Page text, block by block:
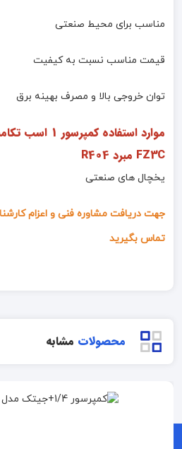
مناسب برای محیط صنعتی
قیمت مناسب نسبت به کیفیت
توان خروجی بالا و مصرف بهینه برق
موارد استفاده کمپرسور 1 اسب تکامسه مدل
FZ3C مبرد R404
یخچال های صنعتی
جهت دریافت مشاوره فنی و اعزام
تماس بگیرید
محصولات مشابه